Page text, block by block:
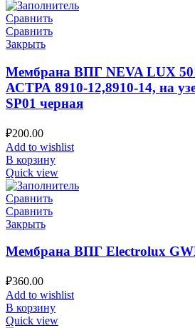
Сравнить
Сравнить
Закрыть
Мембрана ВПГ NEVA LUX
АСТРА 8910-12,8910-14, на
SP01 черная
₽200.00
Add to wishlist
В корзину
Quick view
Сравнить
Сравнить
Закрыть
Мембрана ВПГ Electrolux
₽360.00
Add to wishlist
В корзину
Quick view